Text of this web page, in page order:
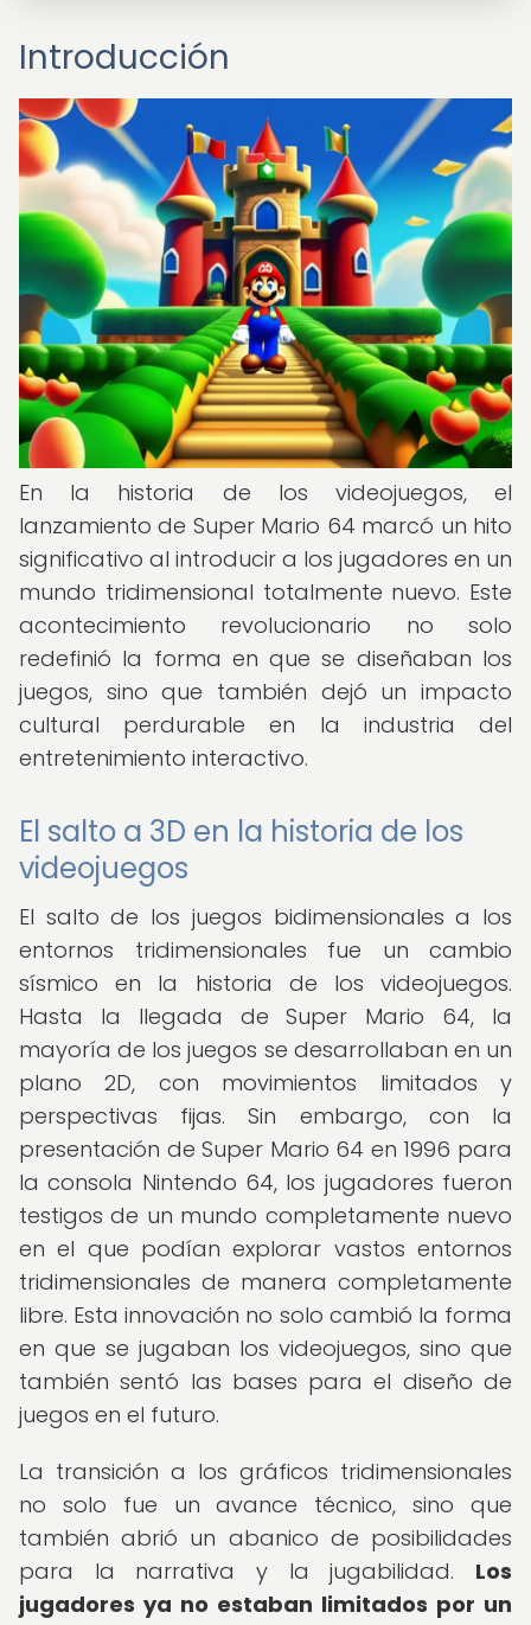
Introducción
En la historia de los videojuegos, el
lanzamiento de Super Mario 64 marcó un hito
significativo al introducir a los jugadores en un
mundo tridimensional totalmente nuevo. Este
acontecimiento revolucionario no solo
redefinió la forma en que se diseñaban los
juegos, sino que también dejó un impacto
cultural perdurable en la industria del
entretenimiento interactivo.
El salto a 3D en la historia de los
videojuegos
El salto de los juegos bidimensionales a los
entornos tridimensionales fue un cambio
sísmico en la historia de los videojuegos.
Hasta la llegada de Super Mario 64, la
mayoría de los juegos se desarrollaban en un
plano 2D, con movimientos limitados y
perspectivas fijas. Sin embargo, con la
presentación de Super Mario 64 en 1996 para
la consola Nintendo 64, los jugadores fueron
testigos de un mundo completamente nuevo
en el que podían explorar vastos entornos
tridimensionales de manera completamente
libre. Esta innovación no solo cambió la forma
en que se jugaban los videojuegos, sino que
también sentó las bases para el diseño de
juegos en el futuro.
La transición a los gráficos tridimensionales
no solo fue un avance técnico, sino que
también abrió un abanico de posibilidades
para la narrativa y la jugabilidad. Los
jugadores ya no estaban limitados por un